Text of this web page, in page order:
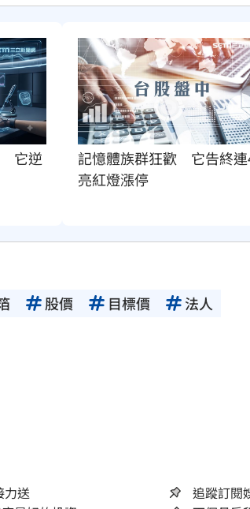
它逆
記憶體族群狂歡　它告終
亮紅燈漲停
股價 目標價 法人
送
追蹤訂閱